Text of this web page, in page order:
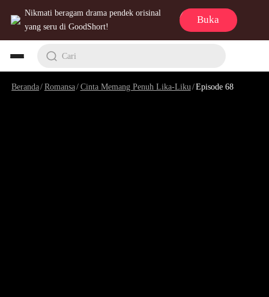
Nikmati beragam drama pendek orisinal
yang seru di GoodShort!
Buka
Cari
Beranda/Romansa/Cinta Memang Penuh Lika-Liku/Episode 68